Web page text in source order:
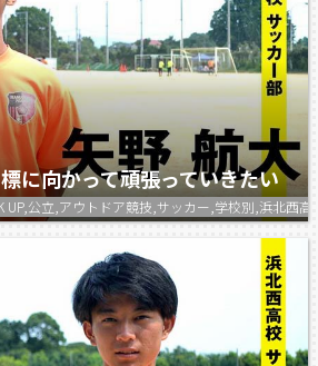
に向かって頑張っていきたい
UP,公立,アウトドア競技,サッカー,学校別,浜北西高